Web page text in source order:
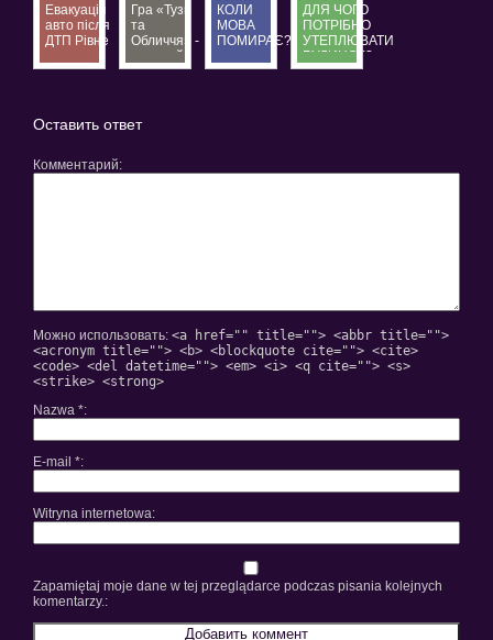
Евакуація
авто після
ДТП Рівне
терміновий
Гра «Тузи
та
Обличчя» -
окремий
вид
КОЛИ
МОВА
ПОМИРАЄ?
ДЛЯ ЧОГО
ПОТРІБНО
УТЕПЛЮВАТИ
БУДИНОК?
Оставить ответ
Комментарий
Можно использовать: <a href="" title=""> <abbr title="">
<acronym title=""> <b> <blockquote cite=""> <cite>
<code> <del datetime=""> <em> <i> <q cite=""> <s>
<strike> <strong>
Nazwa *
E-mail *
Witryna internetowa
Zapamiętaj moje dane w tej przeglądarce podczas pisania kolejnych
komentarzy.